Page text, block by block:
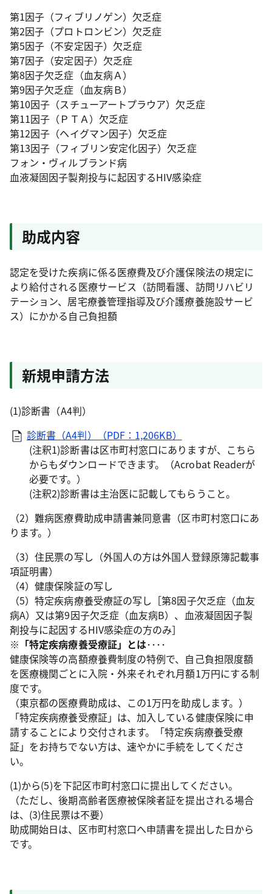
第1因子（フィブリノゲン）欠乏症
第2因子（プロトロンビン）欠乏症
第5因子（不安定因子）欠乏症
第7因子（安定因子）欠乏症
第8因子欠乏症（血友病Ａ）
第9因子欠乏症（血友病Ｂ）
第10因子（スチューアートプラウア）欠乏症
第11因子（ＰＴＡ）欠乏症
第12因子（ヘイグマン因子）欠乏症
第13因子（フィブリン安定化因子）欠乏症
フォン・ヴィルブランド病
血液凝固因子製剤投与に起因するHIV感染症
助成内容
認定を受けた疾病に係る医療費及び介護保険法の規定に
より給付される医療サービス（訪問看護、訪問リハビリ
テーション、居宅療養管理指導及び介護療養施設サービ
ス）にかかる自己負担額
新規申請方法
(1)診断書（A4判）
診断書（A4判）（PDF：1,206KB）
(注釈1)診断書は区市町村窓口にありますが、こちら
からもダウンロードできます。（Acrobat Readerが
必要です。）
(注釈2)診断書は主治医に記載してもらうこと。
（2）難病医療費助成申請書兼同意書（区市町村窓口にあ
ります。）
（3）住民票の写し（外国人の方は外国人登録原簿記載事
項証明書）
（4）健康保険証の写し
（5）特定疾病療養受療証の写し［第8因子欠乏症（血友
病A）又は第9因子欠乏症（血友病B）、血液凝固因子製
剤投与に起因するHIV感染症の方のみ］
※「特定疾病療養受療証」とは‥‥
健康保険等の高額療養費制度の特例で、自己負担限度額
を医療機関ごとに入院・外来それぞれ月額1万円にする制
度です。
（東京都の医療費助成は、この1万円を助成します。）
「特定疾病療養受療証」は、加入している健康保険に申
請することにより交付されます。「特定疾病療養受療
証」をお持ちでない方は、速やかに手続をしてくださ
い。
(1)から(5)を下記区市町村窓口に提出してください。
（ただし、後期高齢者医療被保険者証を提出される場合
は、(3)住民票は不要）
助成開始日は、区市町村窓口へ申請書を提出した日から
です。